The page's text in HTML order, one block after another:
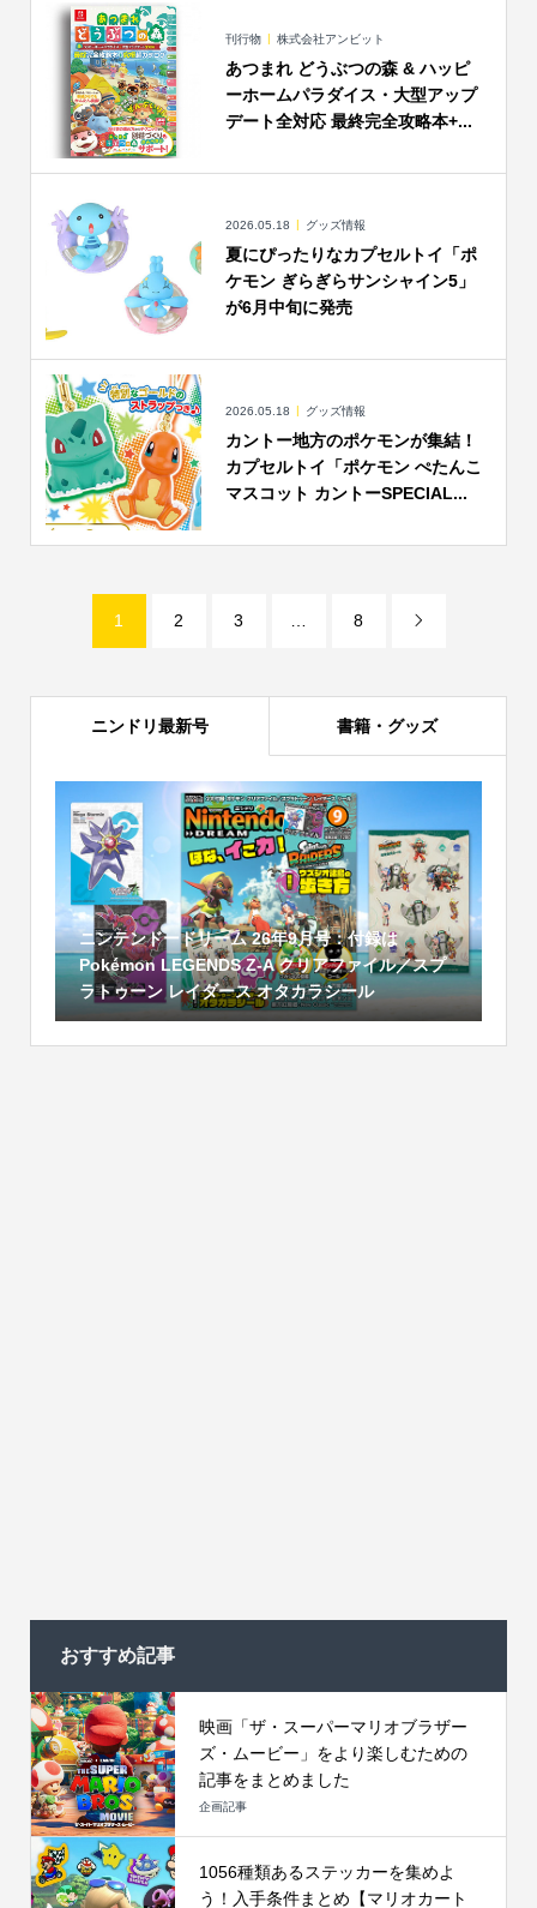
刊行物 株式会社アンビット
あつまれ どうぶつの森 & ハッピ
ーホームパラダイス・大型アップ
デート全対応 最終完全攻略本+...
2026.05.18 グッズ情報
夏にぴったりなカプセルトイ「ポ
ケモン ぎらぎらサンシャイン5」
が6月中旬に発売
2026.05.18 グッズ情報
カントー地方のポケモンが集結！
カプセルトイ「ポケモン ぺたんこ
マスコット カントーSPECIAL...
1 2 3 8 
ニンドリ最新号 書籍・グッズ
ニンテンドードリーム 26年9月号：付録は
Pokémon LEGENDS Z-A クリアファイル／スプ
ラトゥーン レイダース オタカラシール
おすすめ記事
映画「ザ・スーパーマリオブラザー
ズ・ムービー」をより楽しむための
記事をまとめました
企画記事
1056種類あるステッカーを集めよ
う！入手条件まとめ【マリオカート